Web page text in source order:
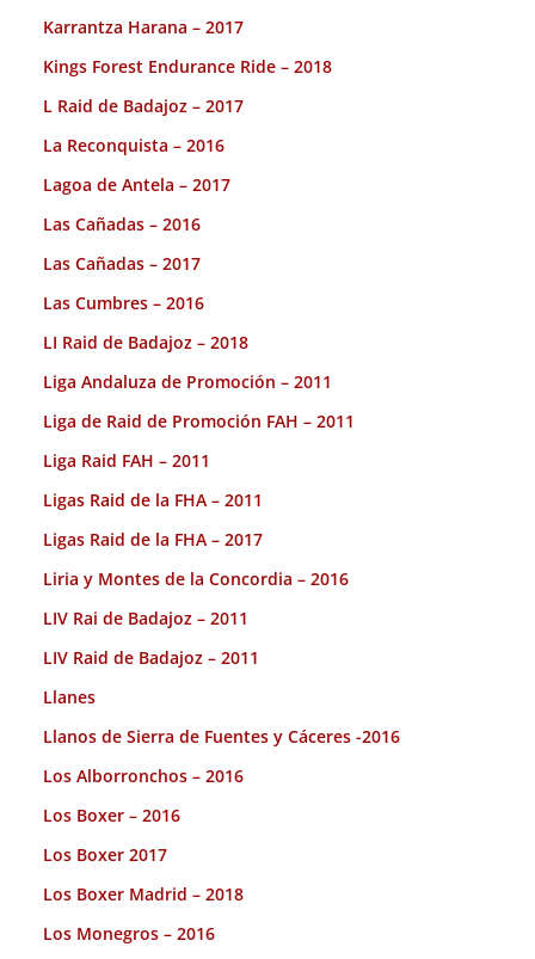
Karrantza Harana – 2017
Kings Forest Endurance Ride – 2018
L Raid de Badajoz – 2017
La Reconquista – 2016
Lagoa de Antela – 2017
Las Cañadas – 2016
Las Cañadas – 2017
Las Cumbres – 2016
LI Raid de Badajoz – 2018
Liga Andaluza de Promoción – 2011
Liga de Raid de Promoción FAH – 2011
Liga Raid FAH – 2011
Ligas Raid de la FHA – 2011
Ligas Raid de la FHA – 2017
Liria y Montes de la Concordia – 2016
LIV Rai de Badajoz – 2011
LIV Raid de Badajoz – 2011
Llanes
Llanos de Sierra de Fuentes y Cáceres -2016
Los Alborronchos – 2016
Los Boxer – 2016
Los Boxer 2017
Los Boxer Madrid – 2018
Los Monegros – 2016